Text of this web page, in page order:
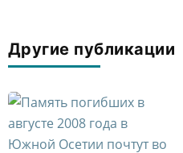
Другие публикации